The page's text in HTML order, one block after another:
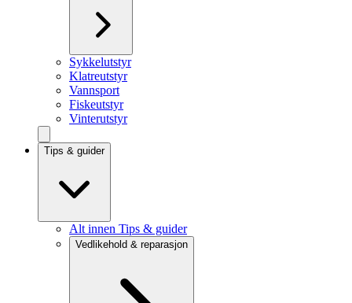
Sykkelutstyr
Klatreutstyr
Vannsport
Fiskeutstyr
Vinterutstyr
Tips & guider
Alt innen Tips & guider
Vedlikehold & reparasjon